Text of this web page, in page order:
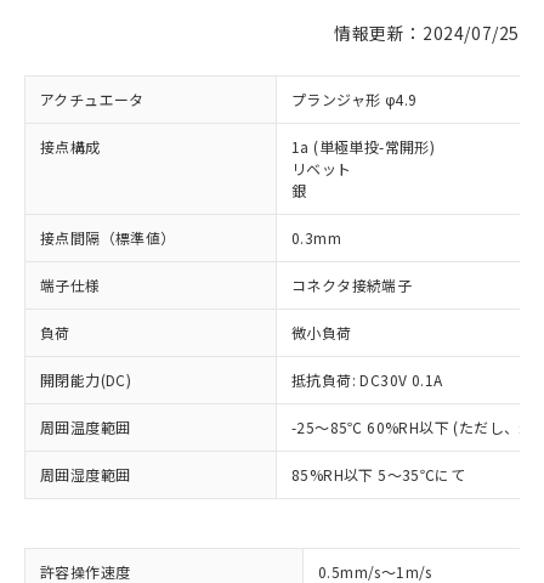
情報更新：2024/07/25
アクチュエータ プランジャ形 φ4.9
接点構成
1a (単極単投-常開形)
リベット
銀
接点間隔（標準値） 0.3mm
端子仕様 コネクタ接続端子
負荷 微小負荷
開閉能力(DC) 抵抗負荷: DC30V 0.1A
周囲温度範囲 -25～85℃ 60%RH以下 (ただし、氷
周囲湿度範囲 85%RH以下 5～35℃にて
許容操作速度 0.5mm/s～1m/s